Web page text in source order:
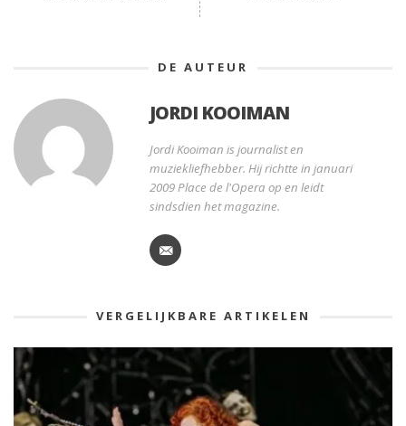
DE AUTEUR
JORDI KOOIMAN
Jordi Kooiman is journalist en
muziekliefhebber. Hij richtte in januari
2009 Place de l'Opera op en leidt
sindsdien het magazine.
VERGELIJKBARE ARTIKELEN